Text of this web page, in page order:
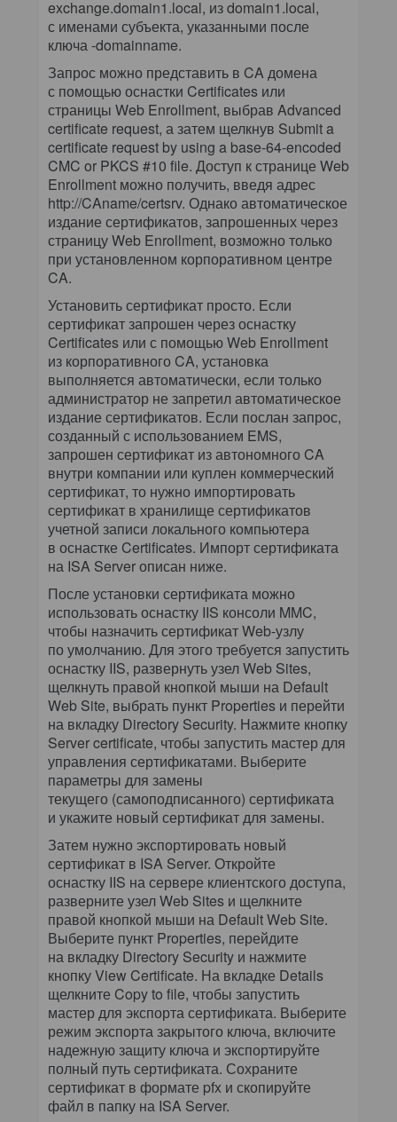
exchange.domain1.local, из domain1.local,
с именами субъекта, указанными после
ключа -domainname.
Запрос можно представить в CA домена
с помощью оснастки Certificates или
страницы Web Enrollment, выбрав Advanced
certificate request, а затем щелкнув Submit a
certificate request by using a base-64-encoded
CMC or PKCS #10 file. Доступ к странице Web
Enrollment можно получить, введя адрес
http://CAname/certsrv. Однако автоматическое
издание сертификатов, запрошенных через
страницу Web Enrollment, возможно только
при установленном корпоративном центре
CA.
Установить сертификат просто. Если
сертификат запрошен через оснастку
Certificates или с помощью Web Enrollment
из корпоративного CA, установка
выполняется автоматически, если только
администратор не запретил автоматическое
издание сертификатов. Если послан запрос,
созданный с использованием EMS,
запрошен сертификат из автономного CA
внутри компании или куплен коммерческий
сертификат, то нужно импортировать
сертификат в хранилище сертификатов
учетной записи локального компьютера
в оснастке Certificates. Импорт сертификата
на ISA Server описан ниже.
После установки сертификата можно
использовать оснастку IIS консоли MMC,
чтобы назначить сертификат Web-узлу
по умолчанию. Для этого требуется запустить
оснастку IIS, развернуть узел Web Sites,
щелкнуть правой кнопкой мыши на Default
Web Site, выбрать пункт Properties и перейти
на вкладку Directory Security. Нажмите кнопку
Server certificate, чтобы запустить мастер для
управления сертификатами. Выберите
параметры для замены
текущего (самоподписанного) сертификата
и укажите новый сертификат для замены.
Затем нужно экспортировать новый
сертификат в ISA Server. Откройте
оснастку IIS на сервере клиентского доступа,
разверните узел Web Sites и щелкните
правой кнопкой мыши на Default Web Site.
Выберите пункт Properties, перейдите
на вкладку Directory Security и нажмите
кнопку View Certificate. На вкладке Details
щелкните Copy to file, чтобы запустить
мастер для экспорта сертификата. Выберите
режим экспорта закрытого ключа, включите
надежную защиту ключа и экспортируйте
полный путь сертификата. Сохраните
сертификат в формате pfx и скопируйте
файл в папку на ISA Server.